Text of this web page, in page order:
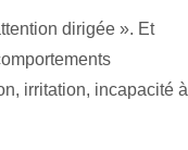
dirigée ». Et
irritation, incapacité à